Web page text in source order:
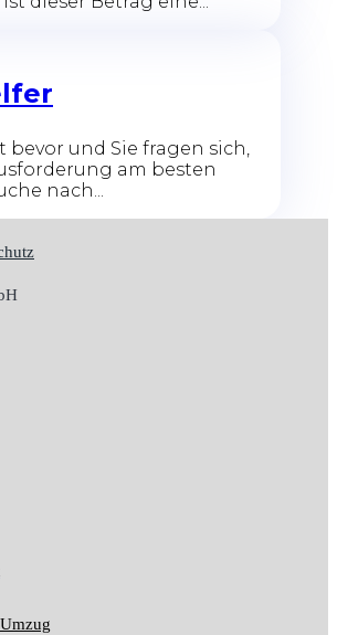
bevor und Sie fragen sich,
am besten
nach...